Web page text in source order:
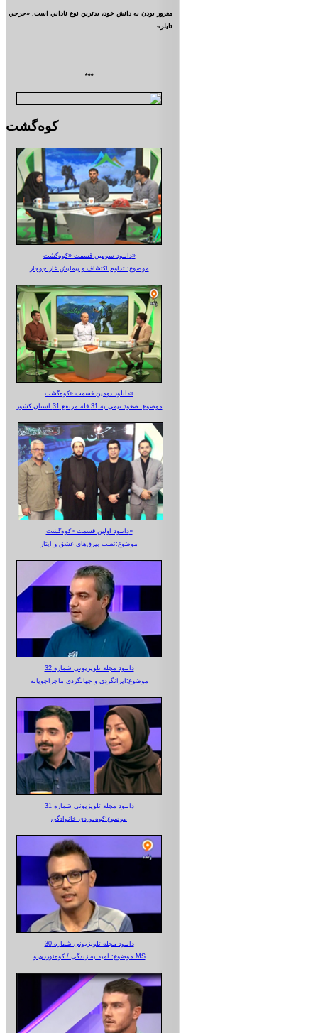
مغرور بودن به دانش خود، بدترين نوع ناداني است. «جرجي
تايلر»
***
کوه‌گشت
دانلود سومین قسمت «کوه‌گشت»
موضوع: تداوم اکتشاف و پیمایش غار جوجار
دانلود دومین قسمت «کوه‌گشت»
موضوع: صعود تیمی به 31 قله مرتفع 31 استان کشور
دانلود اولین قسمت «کوه‌گشت»
موضوع:نصب بیرق‌های عشق و ایثار
دانلود مجله تلویزیونی شماره 32
موضوع:ایرانگردی و جهانگردی ماجراجویانه
دانلود مجله تلویزیونی شماره 31
موضوع:کوه‌نوردی خانوادگی
دانلود مجله تلویزیونی شماره 30
موضوع: امید به زندگی / کوه‌نوردی و MS